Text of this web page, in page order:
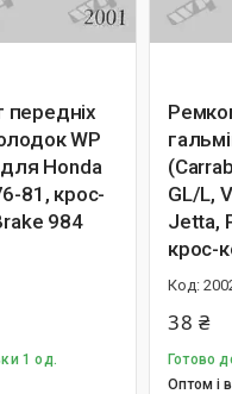
WP
Honda
81, крос-
984
1 од.
GL/L,
Jetta,
крос-
38 ₴
Готово
Оптом і